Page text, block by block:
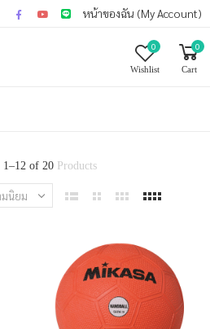
หน้าของฉัน (My Account)
0
Wishlist
0
Cart
1–12of 20Products